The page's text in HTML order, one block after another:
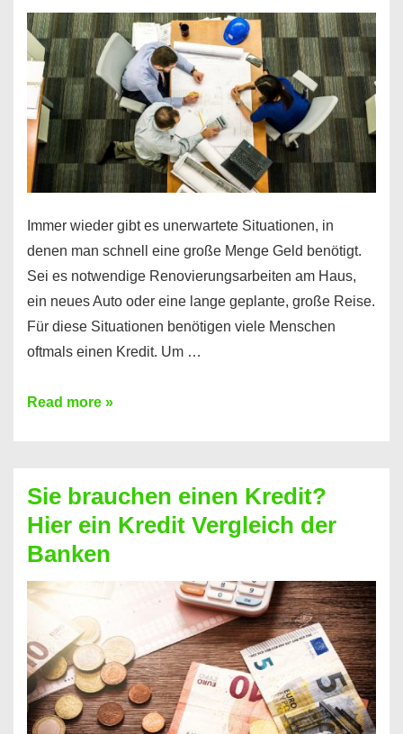
Na
klar!
Immer wieder gibt es unerwartete Situationen, in
denen man schnell eine große Menge Geld benötigt.
Sei es notwendige Renovierungsarbeiten am Haus,
ein neues Auto oder eine lange geplante, große Reise.
Für diese Situationen benötigen viele Menschen
oftmals einen Kredit. Um …
Brauchen
Summe
Geld?
Hier
einen
10000
Euro
Kredit
finden
Read more »
Sie brauchen einen Kredit?
Hier ein Kredit Vergleich der
Banken